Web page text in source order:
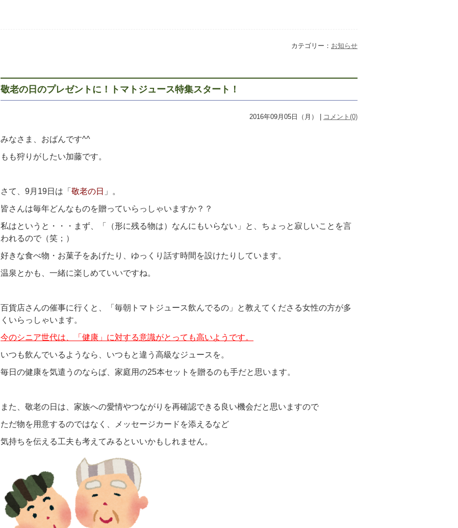
カテゴリー： お知らせ
敬老の日のプレゼントに！トマトジュース特集スタート！
2016年09月05日（月） | コメント(0)
みなさま、おばんです^^
もも狩りがしたい加藤です。
さて、9月19日は「 敬老の日 」。
皆さんは毎年どんなものを贈っていらっしゃいますか？？
私はというと・・・まず、「（形に残る物は）なんにもいらない」と、ちょっと寂しいことを言
われるので（笑；）
好きな食べ物・お菓子をあげたり、ゆっくり話す時間を設けたりしています。
温泉とかも、一緒に楽しめていいですね。
百貨店さんの催事に行くと、「毎朝トマトジュース飲んでるの」と教えてくださる女性の方が多
くいらっしゃいます。
今のシニア世代は、「健康」に対する意識がとっても高いようです。
いつも飲んでいるようなら、いつもと違う高級なジュースを。
毎日の健康を気遣うのならば、家庭用の25本セットを贈るのも手だと思います。
また、敬老の日は、家族への愛情やつながりを再確認できる良い機会だと思いますので
ただ物を用意するのではなく、メッセージカードを添えるなど
気持ちを伝える工夫も考えてみるといいかもしれません。